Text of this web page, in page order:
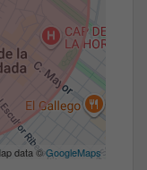
data ©GoogleMaps